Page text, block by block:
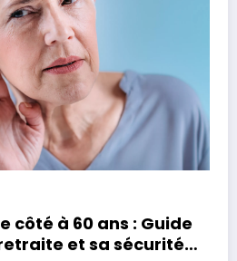
côté à 60 ans : Guide
et sa sécurité